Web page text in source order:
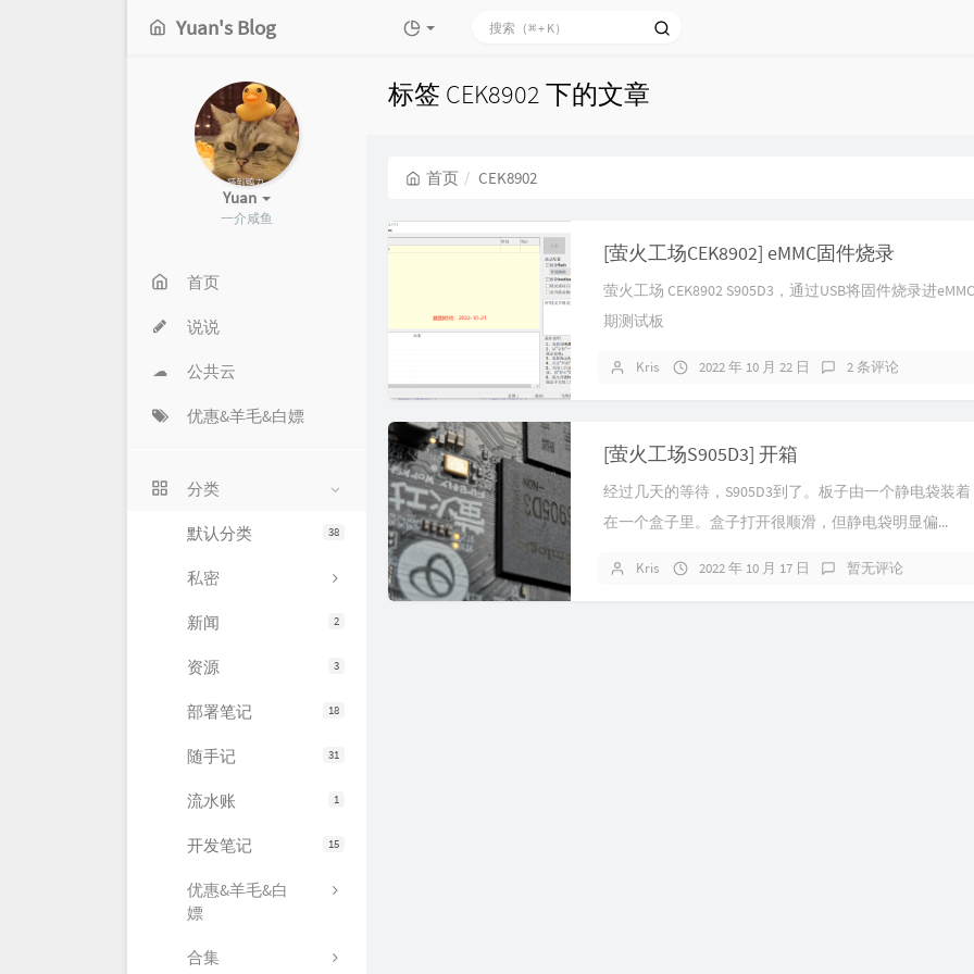
Yuan's Blog
Yuan
一介咸鱼
首页
说说
公共云
优惠&羊毛&白嫖
分类
38
默认分类
私密
2
新闻
3
资源
18
部署笔记
31
随手记
1
流水账
15
开发笔记
优惠&羊毛&白
嫖
合集
标签 CEK8902 下的文章
首页 CEK8902
[萤火工场CEK8902] eMMC固件烧录
萤火工场 CEK8902 S905D3，通过USB将固件烧录进
期测试板
Kris 2022 年 10 月 22 日 2 条评论
[萤火工场S905D3] 开箱
经过几天的等待，S905D3到了。板子由一个静电袋装
在一个盒子里。盒子打开很顺滑，但静电袋明显偏...
Kris 2022 年 10 月 17 日 暂无评论